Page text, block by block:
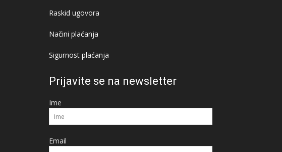
Raskid ugovora
Načini plaćanja
Sigurnost plaćanja
Prijavite se na newsletter
Ime
Email